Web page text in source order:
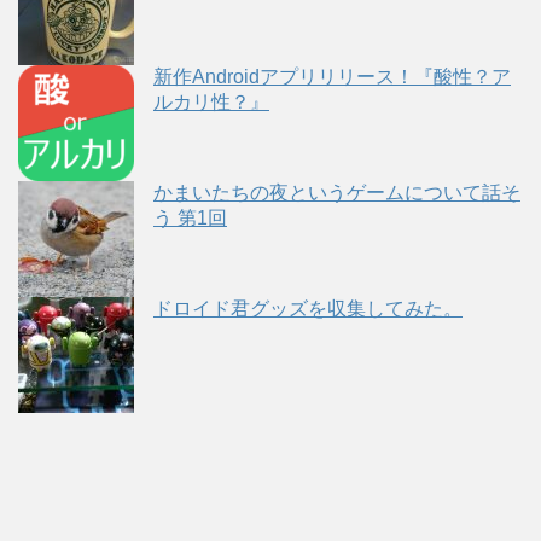
新作Androidアプリリリース！『酸性？ア
ルカリ性？』
かまいたちの夜というゲームについて話そ
う 第1回
ドロイド君グッズを収集してみた。